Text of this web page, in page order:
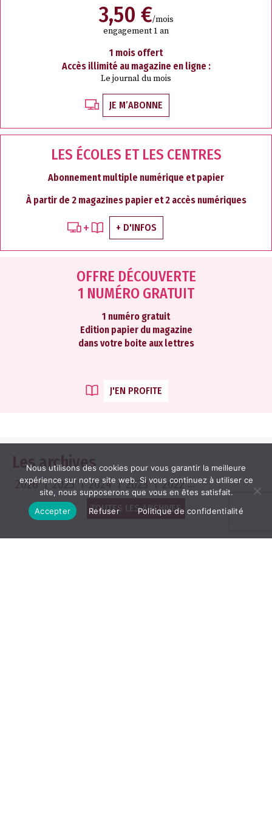
3,50 €/mois
engagement 1 an
1 mois offert
Accès illimité au magazine en ligne :
Le journal du mois
JE M’ABONNE
LES ÉCOLES ET LES CENTRES
Abonnement multiple numérique et papier
À partir de 2 magazines papier et 2 accès numériques
+ D'INFOS
OFFRE DÉCOUVERTE
1 NUMÉRO GRATUIT
1 numéro gratuit
Edition papier du magazine
dans votre boite aux lettres
J'EN PROFITE
Les archives
2026 2025 2024 2023 2022
TOUTES LES ARCHIVES
Nous utilisons des cookies pour vous garantir la meilleure
expérience sur notre site web. Si vous continuez à utiliser ce
site, nous supposerons que vous en êtes satisfait.
Accepter
Refuser Politique de confidentialité